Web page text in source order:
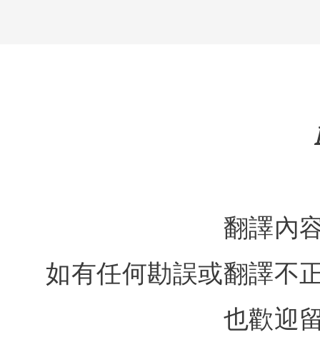
翻譯內
如有任何勘誤或翻譯不
也歡迎